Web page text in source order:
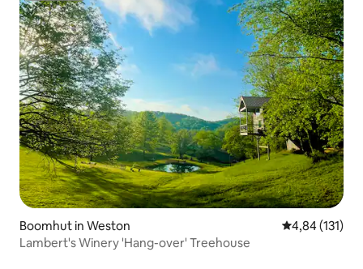
Boomhut in Weston Gemiddelde
4,84 (131)
Lambert's Winery 'Hang-over' Treehouse